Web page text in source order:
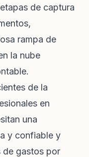
de captura
rampa de
la nube
de la
en
una
y confiable y
de gastos por